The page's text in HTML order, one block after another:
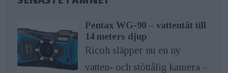
Pentax WG-90 – vattentät till
14 meters djup
Ricoh släpper nu en ny
vatten- och stöttålig kamera –